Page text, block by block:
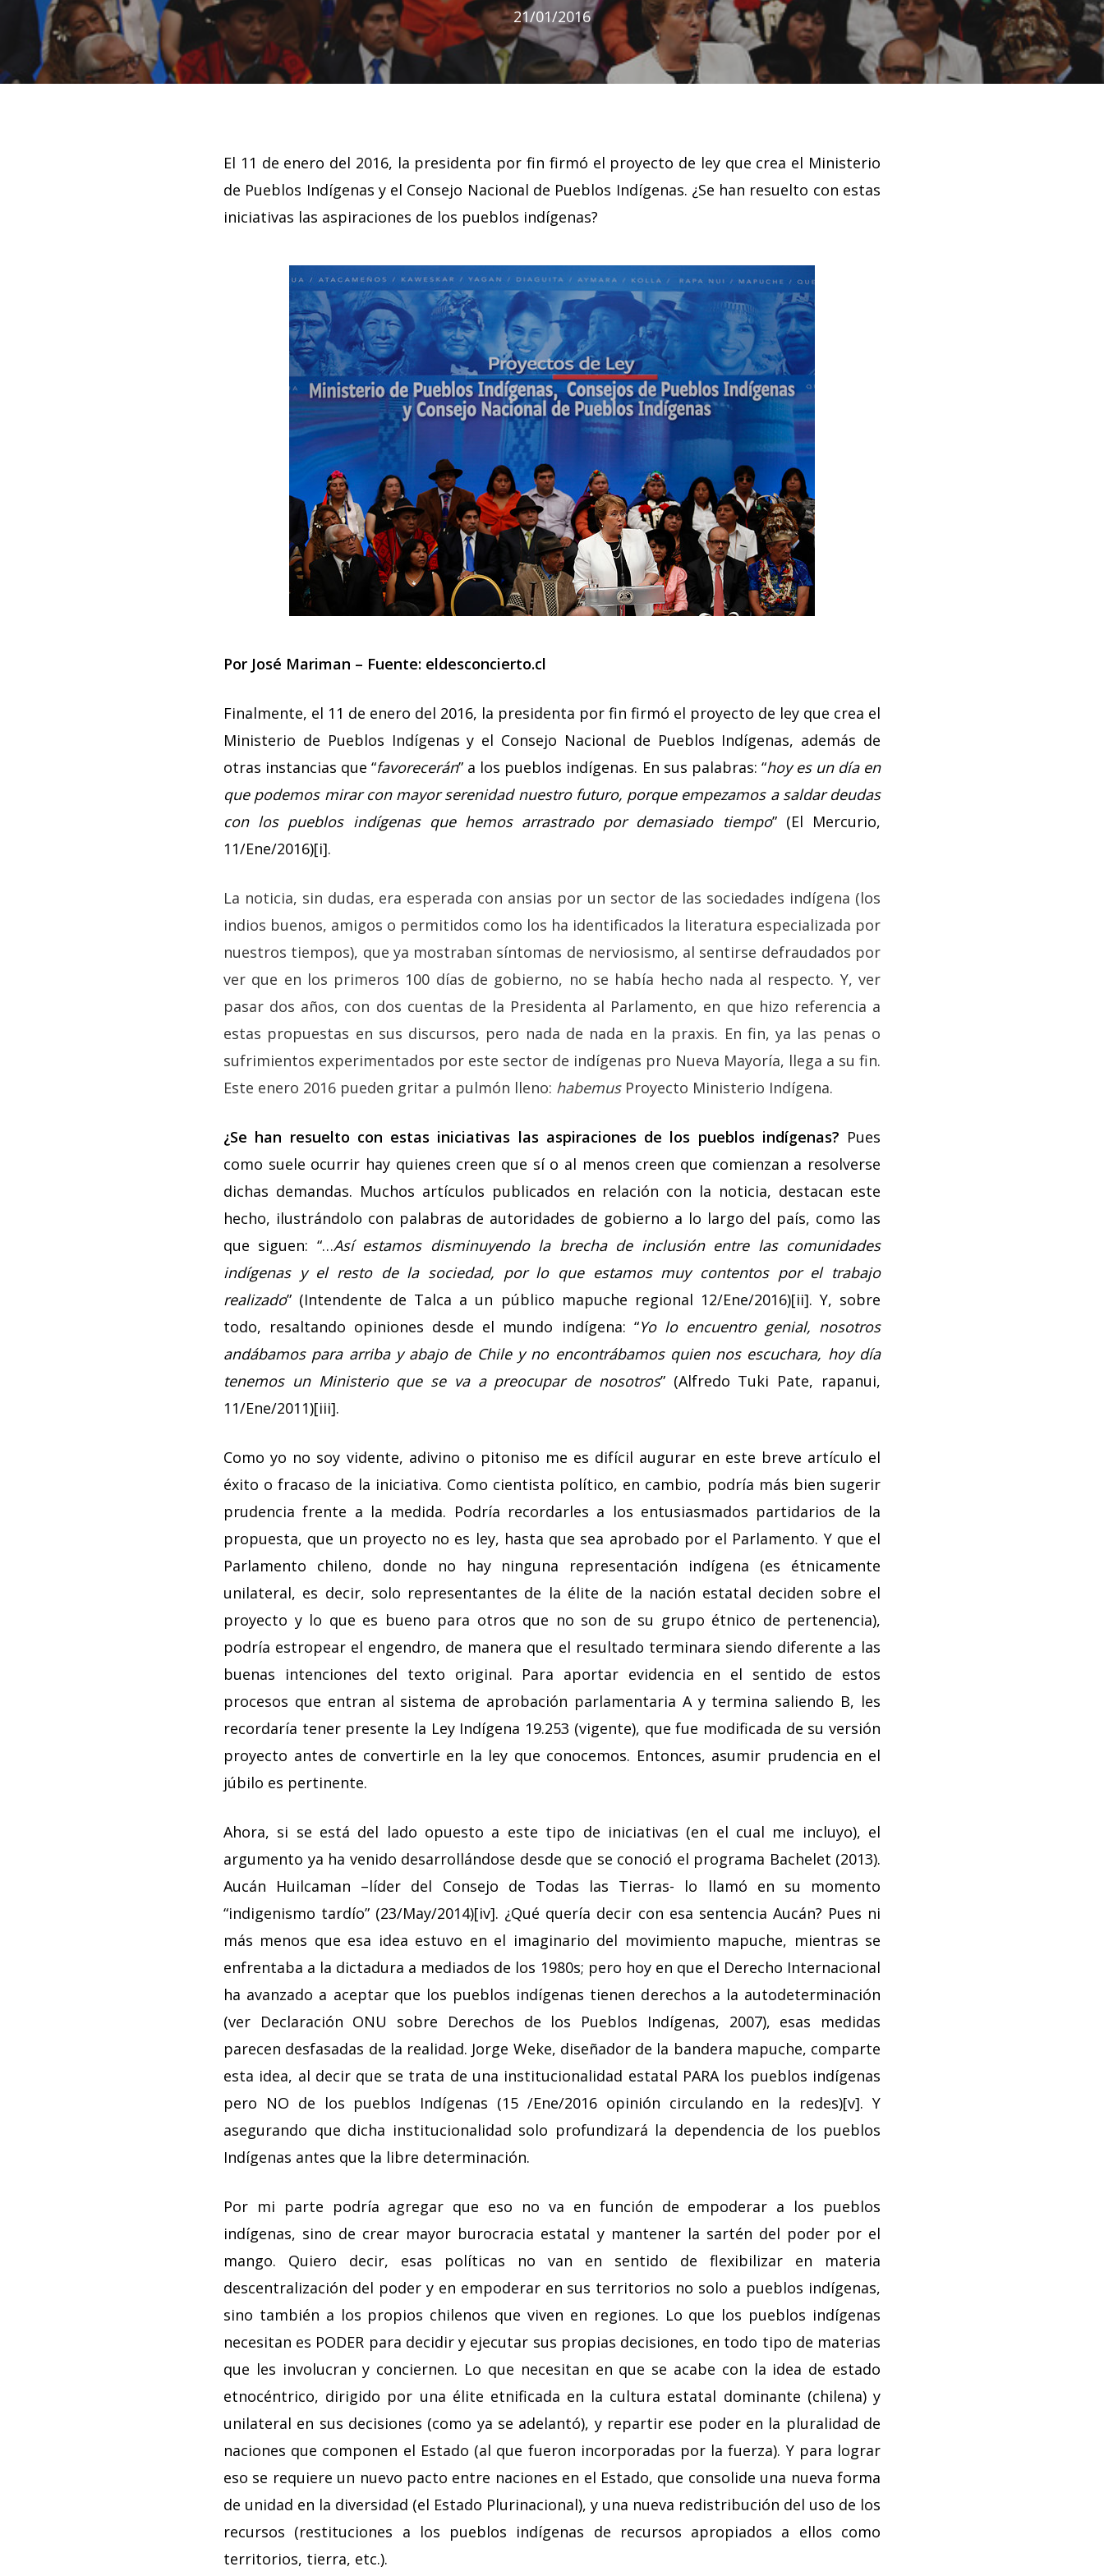
Hit enter to search or ESC to close
21/01/2016
El 11 de enero del 2016, la presidenta por fin firmó el proyecto de ley que crea el Ministerio
de Pueblos Indígenas y el Consejo Nacional de Pueblos Indígenas. ¿Se han resuelto con estas
iniciativas las aspiraciones de los pueblos indígenas?
Por José Mariman – Fuente: eldesconcierto.cl
Finalmente, el 11 de enero del 2016, la presidenta por fin firmó el proyecto de ley que crea el
Ministerio de Pueblos Indígenas y el Consejo Nacional de Pueblos Indígenas, además de
otras instancias que “favorecerán” a los pueblos indígenas. En sus palabras: “hoy es un día en
que podemos mirar con mayor serenidad nuestro futuro, porque empezamos a saldar deudas
con los pueblos indígenas que hemos arrastrado por demasiado tiempo” (El Mercurio,
11/Ene/2016)[i].
La noticia, sin dudas, era esperada con ansias por un sector de las sociedades indígena (los
indios buenos, amigos o permitidos como los ha identificados la literatura especializada por
nuestros tiempos), que ya mostraban síntomas de nerviosismo, al sentirse defraudados por
ver que en los primeros 100 días de gobierno, no se había hecho nada al respecto. Y, ver
pasar dos años, con dos cuentas de la Presidenta al Parlamento, en que hizo referencia a
estas propuestas en sus discursos, pero nada de nada en la praxis. En fin, ya las penas o
sufrimientos experimentados por este sector de indígenas pro Nueva Mayoría, llega a su fin.
Este enero 2016 pueden gritar a pulmón lleno: habemus Proyecto Ministerio Indígena.
¿Se han resuelto con estas iniciativas las aspiraciones de los pueblos indígenas? Pues
como suele ocurrir hay quienes creen que sí o al menos creen que comienzan a resolverse
dichas demandas. Muchos artículos publicados en relación con la noticia, destacan este
hecho, ilustrándolo con palabras de autoridades de gobierno a lo largo del país, como las
que siguen: “…Así estamos disminuyendo la brecha de inclusión entre las comunidades
indígenas y el resto de la sociedad, por lo que estamos muy contentos por el trabajo
realizado” (Intendente de Talca a un público mapuche regional 12/Ene/2016)[ii]. Y, sobre
todo, resaltando opiniones desde el mundo indígena: “Yo lo encuentro genial, nosotros
andábamos para arriba y abajo de Chile y no encontrábamos quien nos escuchara, hoy día
tenemos un Ministerio que se va a preocupar de nosotros” (Alfredo Tuki Pate, rapanui,
11/Ene/2011)[iii].
Como yo no soy vidente, adivino o pitoniso me es difícil augurar en este breve artículo el
éxito o fracaso de la iniciativa. Como cientista político, en cambio, podría más bien sugerir
prudencia frente a la medida. Podría recordarles a los entusiasmados partidarios de la
propuesta, que un proyecto no es ley, hasta que sea aprobado por el Parlamento. Y que el
Parlamento chileno, donde no hay ninguna representación indígena (es étnicamente
unilateral, es decir, solo representantes de la élite de la nación estatal deciden sobre el
proyecto y lo que es bueno para otros que no son de su grupo étnico de pertenencia),
podría estropear el engendro, de manera que el resultado terminara siendo diferente a las
buenas intenciones del texto original. Para aportar evidencia en el sentido de estos
procesos que entran al sistema de aprobación parlamentaria A y termina saliendo B, les
recordaría tener presente la Ley Indígena 19.253 (vigente), que fue modificada de su versión
proyecto antes de convertirle en la ley que conocemos. Entonces, asumir prudencia en el
júbilo es pertinente.
Ahora, si se está del lado opuesto a este tipo de iniciativas (en el cual me incluyo), el
argumento ya ha venido desarrollándose desde que se conoció el programa Bachelet (2013).
Aucán Huilcaman –líder del Consejo de Todas las Tierras- lo llamó en su momento
“indigenismo tardío” (23/May/2014)[iv]. ¿Qué quería decir con esa sentencia Aucán? Pues ni
más menos que esa idea estuvo en el imaginario del movimiento mapuche, mientras se
enfrentaba a la dictadura a mediados de los 1980s; pero hoy en que el Derecho Internacional
ha avanzado a aceptar que los pueblos indígenas tienen derechos a la autodeterminación
(ver Declaración ONU sobre Derechos de los Pueblos Indígenas, 2007), esas medidas
parecen desfasadas de la realidad. Jorge Weke, diseñador de la bandera mapuche, comparte
esta idea, al decir que se trata de una institucionalidad estatal PARA los pueblos indígenas
pero NO de los pueblos Indígenas (15 /Ene/2016 opinión circulando en la redes)[v]. Y
asegurando que dicha institucionalidad solo profundizará la dependencia de los pueblos
Indígenas antes que la libre determinación.
Por mi parte podría agregar que eso no va en función de empoderar a los pueblos
indígenas, sino de crear mayor burocracia estatal y mantener la sartén del poder por el
mango. Quiero decir, esas políticas no van en sentido de flexibilizar en materia
descentralización del poder y en empoderar en sus territorios no solo a pueblos indígenas,
sino también a los propios chilenos que viven en regiones. Lo que los pueblos indígenas
necesitan es PODER para decidir y ejecutar sus propias decisiones, en todo tipo de materias
que les involucran y conciernen. Lo que necesitan en que se acabe con la idea de estado
etnocéntrico, dirigido por una élite etnificada en la cultura estatal dominante (chilena) y
unilateral en sus decisiones (como ya se adelantó), y repartir ese poder en la pluralidad de
naciones que componen el Estado (al que fueron incorporadas por la fuerza). Y para lograr
eso se requiere un nuevo pacto entre naciones en el Estado, que consolide una nueva forma
de unidad en la diversidad (el Estado Plurinacional), y una nueva redistribución del uso de los
recursos (restituciones a los pueblos indígenas de recursos apropiados a ellos como
territorios, tierra, etc.).